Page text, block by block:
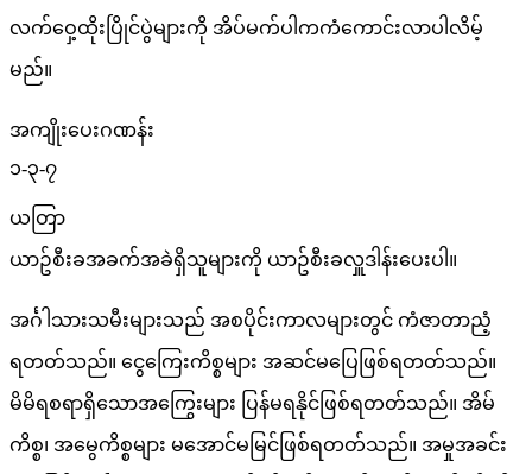
လက်ဝှေ့ထိုးပြိုင်ပွဲများကို အိပ်မက်ပါကကံကောင်းလာပါလိမ့်
မည်။
အကျိုးပေးဂဏန်း
၁-၃-၇
ယတြာ
ယာဥ်စီးခအခက်အခဲရှိသူများကို ယာဥ်စီးခလှူဒါန်းပေးပါ။
အင်္ဂါသားသမီးများသည် အစပိုင်းကာလများတွင် ကံဇာတာညံ့
ရတတ်သည်။ ငွေကြေးကိစ္စများ အဆင်မပြေဖြစ်ရတတ်သည်။
မိမိရစရာရှိသောအကြွေးများ ပြန်မရနိုင်ဖြစ်ရတတ်သည်။ အိမ်
ကိစ္စ၊ အမွေကိစ္စများ မအောင်မမြင်ဖြစ်ရတတ်သည်။ အမှုအခင်း